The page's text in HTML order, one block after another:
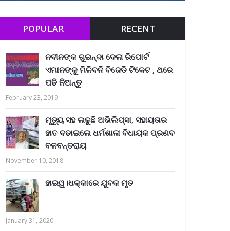
POPULAR RECENT
ନବୀନଙ୍କ ଗୁଇନ୍ଦା ଦେଲା ରିପୋର୍ଟ
ଏମାନଙ୍କୁ ମିଳିବନି ବିଜେଡି ଟିକେଟ , ଥରେ
ପଢି ନିଅନ୍ତୁ
February 23, 2019
ମୃତ୍ୟୁ ସହ ଲଢୁଛି ଅଭିଲିପ୍ସା, ସହାୟତାର
ହାତ ବଢାଇଲେ ଧର୍ମଶାଳା ବିଧାୟକ ପ୍ରଣବ
ବଳବନ୍ତରାୟ
November 10, 2018
ହାଇୱ।ଧକ୍କାରେ ଯୁବକ ମୃତ
January 31, 2020